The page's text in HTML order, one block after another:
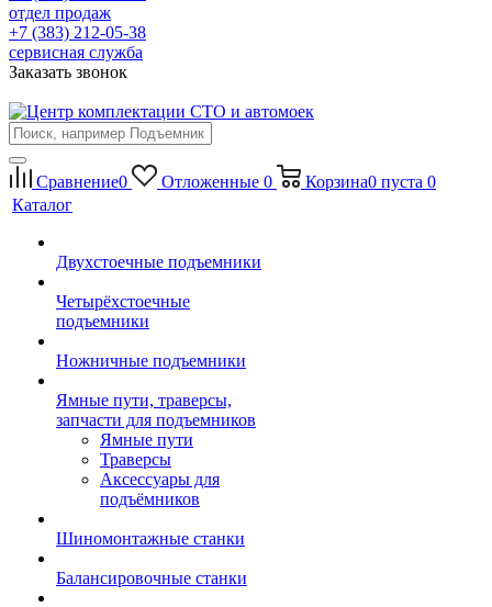
отдел продаж
+7 (383) 212-05-38
сервисная служба
Заказать звонок
Сравнение0 Отложенные 0 Корзина0 пуста 0
Каталог
Двухстоечные подъемники
Четырёхстоечные
подъемники
Ножничные подъемники
Ямные пути, траверсы,
запчасти для подъемников
Ямные пути
Траверсы
Аксессуары для
подъёмников
Шиномонтажные станки
Балансировочные станки